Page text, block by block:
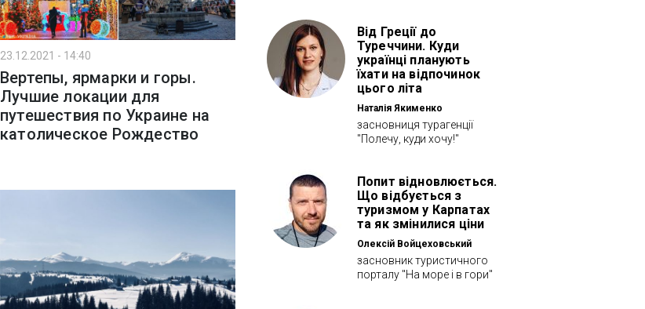
23.12.2021 - 14:40
Вертепы, ярмарки и горы.
Лучшие локации для
путешествия по Украине на
католическое Рождество
Від Греції до
Туреччини. Куди
українці планують
їхати на відпочинок
цього літа
Наталія Якименко
засновниця турагенції
"Полечу, куди хочу!"
Попит відновлюється.
Що відбується з
туризмом у Карпатах
та як змінилися ціни
Олексій Войцеховський
засновник туристичного
порталу "На море і в гори"